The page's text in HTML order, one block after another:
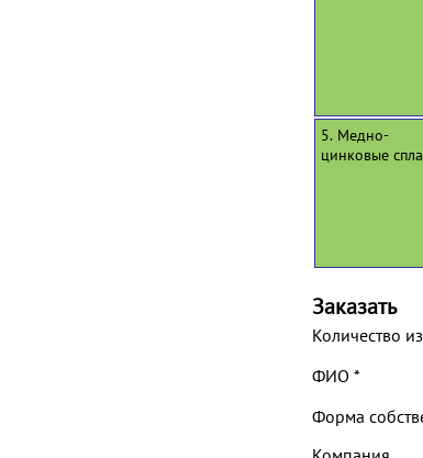
5. Медно-
цинковые
Заказать
Количество
ФИО *
Форма